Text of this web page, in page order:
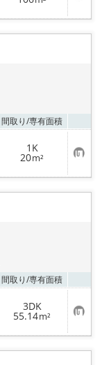
録
気
に
り
間取り/専有面積
1K
20m² お
気
に
り
間取り/専有面積
3DK
55.14m² お
気
に
り